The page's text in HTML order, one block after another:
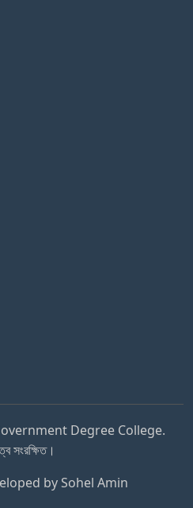
Degree College.
সংরক্ষিত।
bySohel Amin